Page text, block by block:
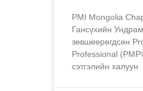
PMI Mongolia
Гансүхийн
зөвшөөрөгдсөн
Professional
сэтгэлийн халуун